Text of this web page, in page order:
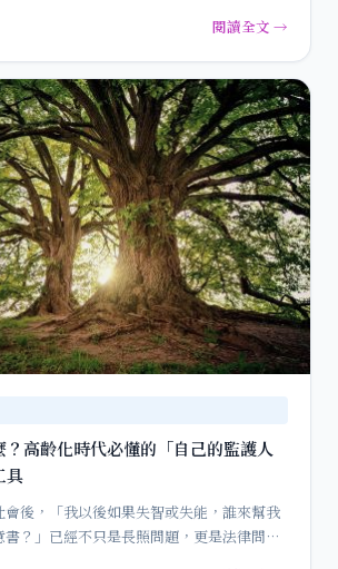
閱讀全文 →
？高齡化時代必懂的「自己的監護人
具
會後，「我以後如果失智或失能，誰來幫我
書？」已經不只是長照問題，更是法律問